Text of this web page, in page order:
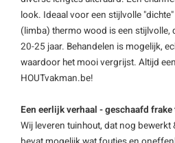
look. Ideaal voor een stijlvolle
(limba) thermo wood is een
20-25 jaar. Behandelen is mogelijk,
waardoor het mooi vergrijst. Altijd
HOUTvakman.be!
Een eerlijk verhaal - geschaafd
Wij leveren tuinhout, dat nog